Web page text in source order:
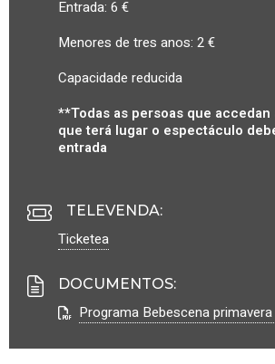
Entrada: 6 €
Menores de tres anos: 2 €
Capacidade reducida
**Todas as persoas que accedan
que terá lugar o espectáculo
entrada
TELEVENDA:
Ticketea
DOCUMENTOS:
Programa Bebescena